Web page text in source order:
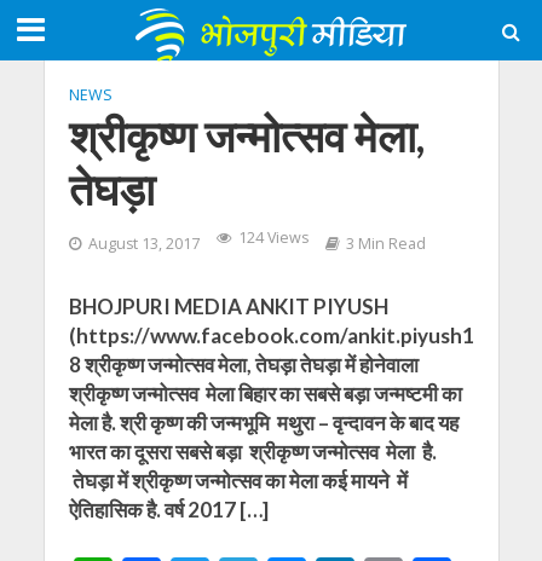
NEWS
श्रीकृष्ण जन्मोत्सव मेला,
तेघड़ा
August 13, 2017 124 Views 3 Min Read
BHOJPURI MEDIA ANKIT PIYUSH
(https://www.facebook.com/ankit.piyush1
8 श्रीकृष्ण जन्मोत्सव मेला, तेघड़ा तेघड़ा में होनेवाला
श्रीकृष्ण जन्मोत्सव मेला बिहार का सबसे बड़ा जन्मष्टमी का
मेला है. श्री कृष्ण की जन्मभूमि मथुरा – वृन्दावन के बाद यह
भारत का दूसरा सबसे बड़ा श्रीकृष्ण जन्मोत्सव मेला है.
तेघड़ा में श्रीकृष्ण जन्मोत्सव का मेला कई मायने में
ऐतिहासिक है. वर्ष 2017 […]